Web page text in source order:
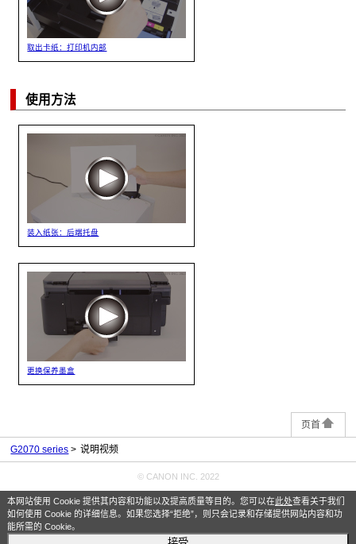
本网站使用 Cookie 提供其内容和功能以及提高质量等目的。您可以在此处查看关于我们
如何使用 Cookie 的详细信息。如果您选择“拒绝”，则只会记录和存储提供网站内容和功
能所需的 Cookie。
取出卡纸：打印机内部
使用方法
装入纸张：后端托盘
更换保养墨盒
页首
G2070 series 说明视频
© CANON INC. 2022